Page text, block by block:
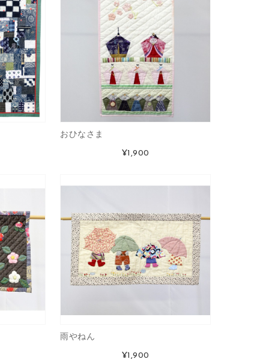
おひなさま
¥1,900
雨やねん
¥1,900